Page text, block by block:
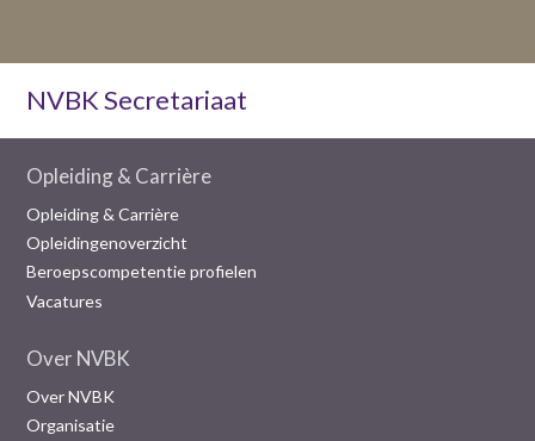
NVBK Secretariaat
Opleiding & Carrière
Opleiding & Carrière
Opleidingenoverzicht
Beroepscompetentie profielen
Vacatures
Over NVBK
Over NVBK
Organisatie